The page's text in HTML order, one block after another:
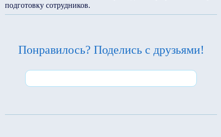
подготовку сотрудников.
Понравилось? Поделись с друзьями!